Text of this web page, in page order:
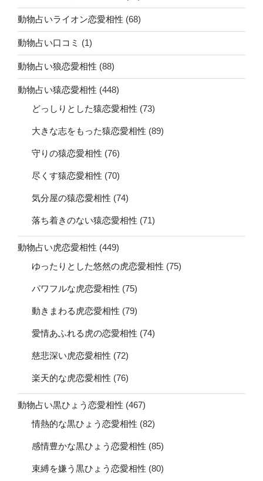
動物占いライオン恋愛相性 (68)
動物占い口コミ (1)
動物占い狼恋愛相性 (88)
動物占い猿恋愛相性 (448)
どっしりとした猿恋愛相性 (73)
大きな志をもった猿恋愛相性 (89)
守りの猿恋愛相性 (76)
尽くす猿恋愛相性 (70)
気分屋の猿恋愛相性 (74)
落ち着きのない猿恋愛相性 (71)
動物占い虎恋愛相性 (449)
ゆったりとした悠然の虎恋愛相性 (75)
パワフルな虎恋愛相性 (75)
動きまわる虎恋愛相性 (79)
愛情あふれる虎の恋愛相性 (74)
慈悲深い虎恋愛相性 (72)
楽天的な虎恋愛相性 (76)
動物占い黒ひょう恋愛相性 (467)
情熱的な黒ひょう恋愛相性 (82)
感情豊かな黒ひょう恋愛相性 (85)
束縛を嫌う黒ひょう恋愛相性 (80)